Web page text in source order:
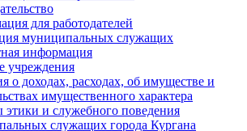
для работодателей
муниципальных служащих
информация
учреждения
о доходах, расходах, об имуществе и
имущественного характера
этики и служебного поведения
служащих города Кургана